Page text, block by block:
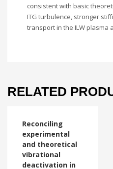
consistent with basic
ITG turbulence, stronger
transport in the ILW plasma
RELATED
Reconciling
experimental
and theoretical
vibrational
deactivation in